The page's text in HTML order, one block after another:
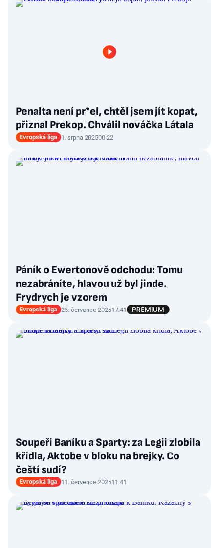
Penalta není pr*el, chtěl jsem jít kopat,
přiznal Prekop. Chválil nováčka Látala
Evropská liga 1. srpna 202500:22
Páník o Ewertonově odchodu: Tomu
nezabráníte, hlavou už byl jinde.
Frydrych je vzorem
Evropská liga 25. července 202517:41
Soupeři Baníku a Sparty: za Legii zlobila
křídla, Aktobe v bloku na brejky. Co
čeští sudí?
Evropská liga 11. července 202511:41